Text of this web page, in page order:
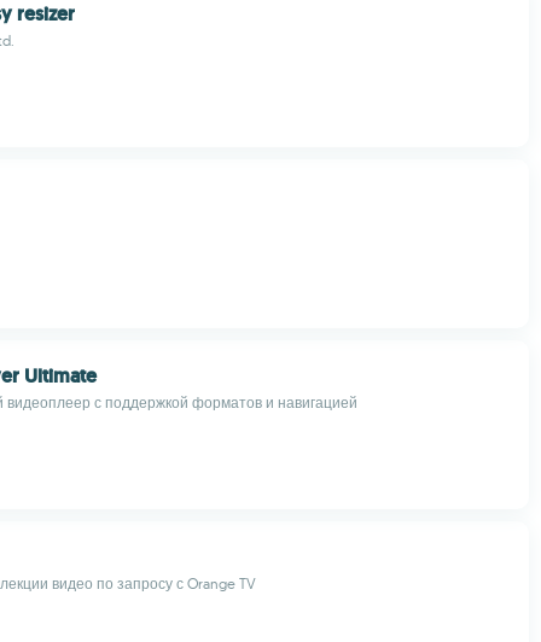
resizer
Ultimate
видеоплеер с поддержкой форматов и навигацией
видео по запросу с Orange TV